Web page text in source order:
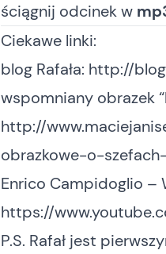
ściągnij odcinekw
Ciekawe linki:
blog Rafała: http://
wspomniany obrazek
http://
obrazkowe-o-
Enrico Campidoglio –
https://
P.S. Rafał jest